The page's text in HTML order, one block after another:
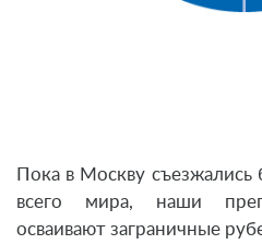
Пока в Москву
всего мира, наши
осваивают заграничные